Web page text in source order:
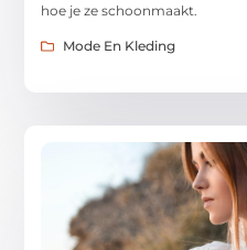
hoe je ze schoonmaakt.
Mode En Kleding